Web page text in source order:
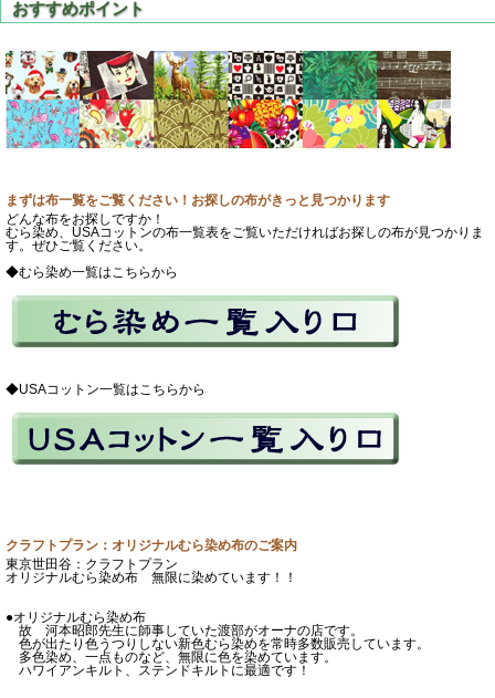
まずは布一覧をご覧ください！お探しの布がきっと見つかります
どんな布をお探しですか！
むら染め、USAコットンの布一覧表をご覧いただければお探しの布が見つかりま
す。ぜひご覧ください。
◆むら染め一覧はこちらから
◆USAコットン一覧はこちらから
クラフトプラン：オリジナルむら染め布のご案内
東京世田谷：クラフトプラン
オリジナルむら染め布 無限に染めています！！
●オリジナルむら染め布
故 河本昭郎先生に師事していた渡部がオーナの店です。
色が出たり色うつりしない新色むら染めを常時多数販売しています。
多色染め、一点ものなど、無限に色を染めています。
ハワイアンキルト、ステンドキルトに最適です！